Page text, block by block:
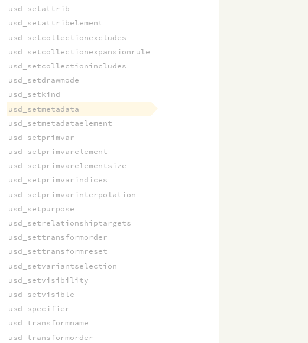
usd_setattrib
usd_setattribelement
usd_setcollectionexcludes
usd_setcollectionexpansionrule
usd_setcollectionincludes
usd_setdrawmode
usd_setkind
usd_setmetadata
usd_setmetadataelement
usd_setprimvar
usd_setprimvarelement
usd_setprimvarelementsize
usd_setprimvarindices
usd_setprimvarinterpolation
usd_setpurpose
usd_setrelationshiptargets
usd_settransformorder
usd_settransformreset
usd_setvariantselection
usd_setvisibility
usd_setvisible
usd_specifier
usd_transformname
usd_transformorder